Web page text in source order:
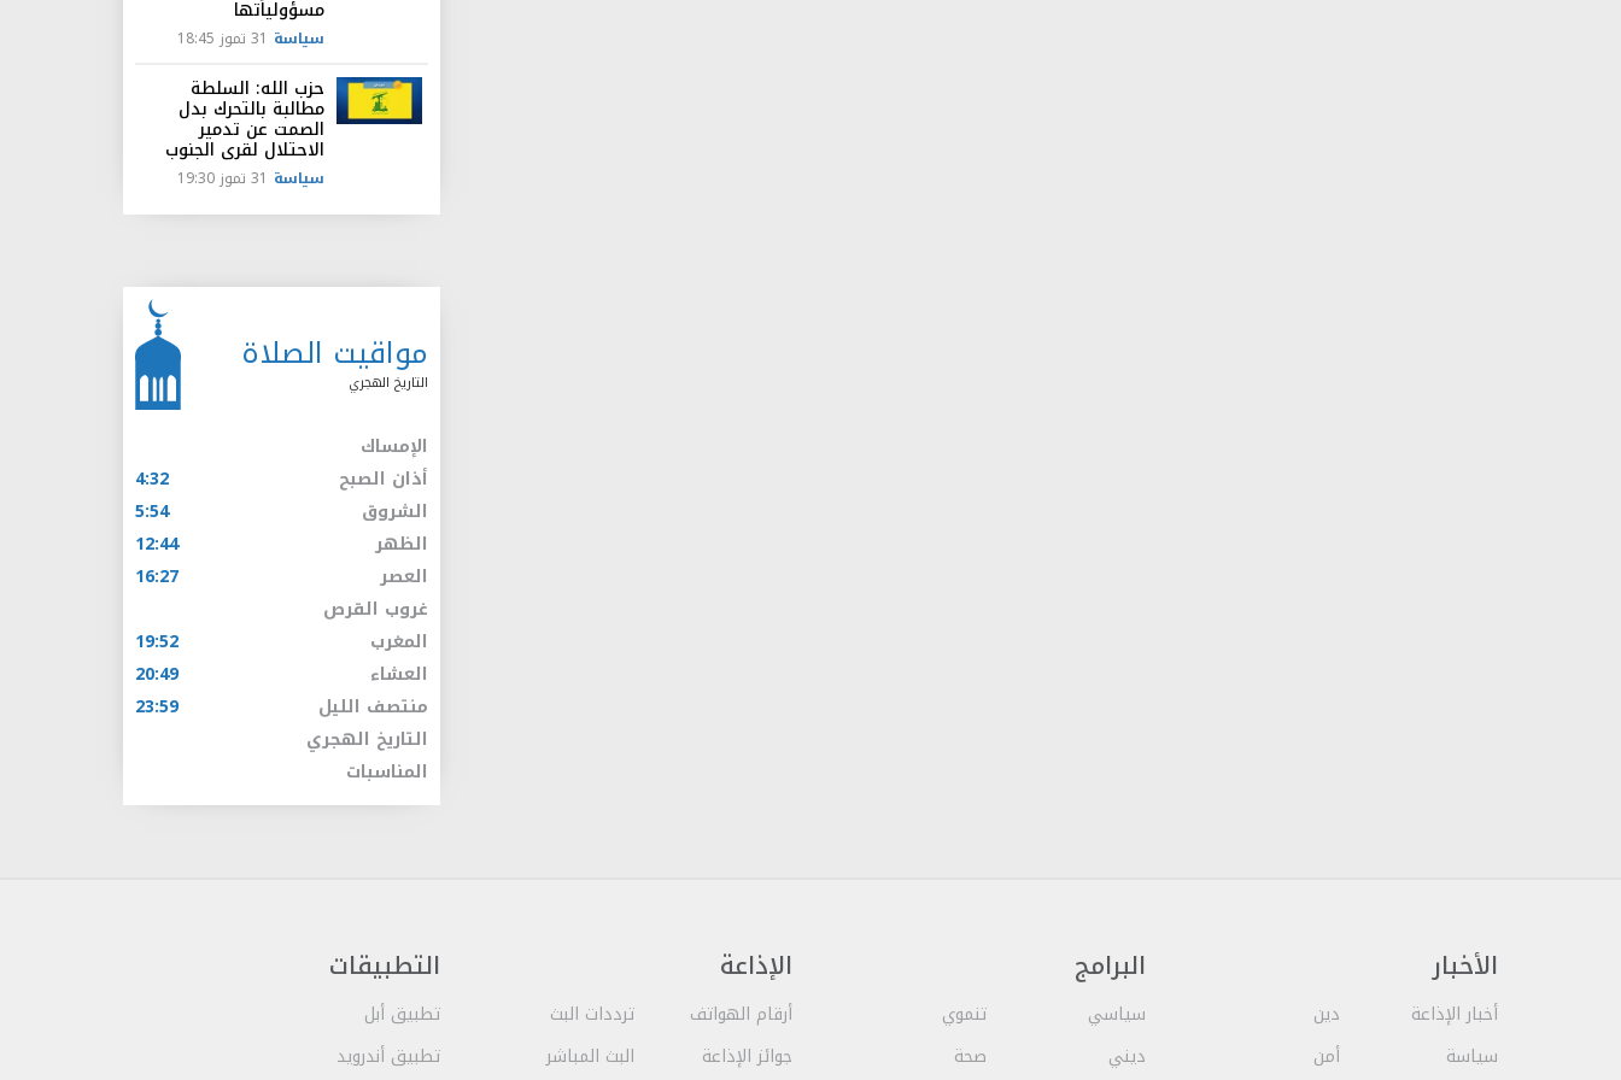
مسؤولياتها
سياسة 31 تموز 18:45
حزب الله: السلطة
مطالبة بالتحرك بدل
الصمت عن تدمير
الاحتلال لقرى الجنوب
سياسة 31 تموز 19:30
مواقيت الصلاة
التاريخ الهجري
الإمساك
أذان الصبح
4:32
الشروق
5:54
الظهر
12:44
العصر
16:27
غروب القرص
المغرب
19:52
العشاء
20:49
منتصف الليل
23:59
التاريخ الهجري
المناسبات
الأخبار
أخبار الإذاعة
سياسة
دين
أمن
البرامج
سياسي
ديني
تنموي
صحة
الإذاعة
أرقام الهواتف
جوائز الإذاعة
ترددات البث
البث المباشر
التطبيقات
تطبيق أبل
تطبيق أندرويد